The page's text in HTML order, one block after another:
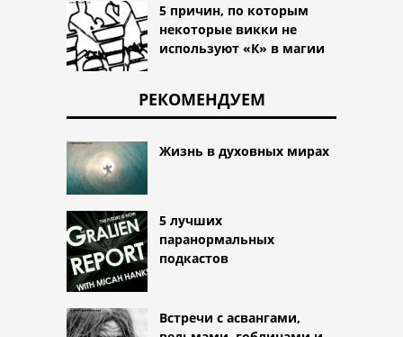
5 причин, по которым
некоторые викки не
используют «К» в магии
РЕКОМЕНДУЕМ
Жизнь в духовных мирах
5 лучших
паранормальных
подкастов
Встречи с асвангами,